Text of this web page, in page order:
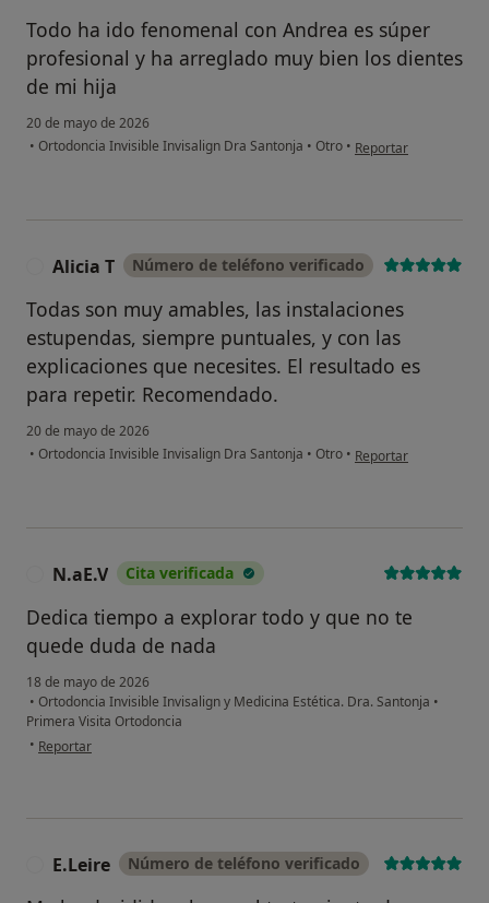
Todo ha ido fenomenal con Andrea es súper
profesional y ha arreglado muy bien los dientes
de mi hija
20 de mayo de 2026
• Ortodoncia Invisible Invisalign Dra Santonja • Otro • en opinión del
Reportar
Alicia T Número de teléfono verificado
Todas son muy amables, las instalaciones
estupendas, siempre puntuales, y con las
explicaciones que necesites. El resultado es
para repetir. Recomendado.
20 de mayo de 2026
• Ortodoncia Invisible Invisalign Dra Santonja • Otro • en opinión del
Reportar
N.aE.V Cita verificada
Dedica tiempo a explorar todo y que no te
quede duda de nada
18 de mayo de 2026
• Ortodoncia Invisible Invisalign y Medicina Estética. Dra. Santonja •
Primera Visita Ortodoncia
• en opinión del usuario N.aE.V
Reportar
E.Leire Número de teléfono verificado